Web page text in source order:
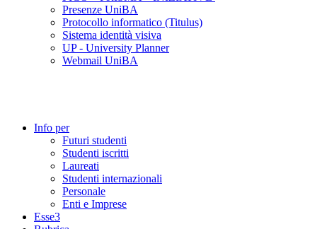
Presenze UniBA
Protocollo informatico (Titulus)
Sistema identità visiva
UP - University Planner
Webmail UniBA
Info per
Futuri studenti
Studenti iscritti
Laureati
Studenti internazionali
Personale
Enti e Imprese
Esse3